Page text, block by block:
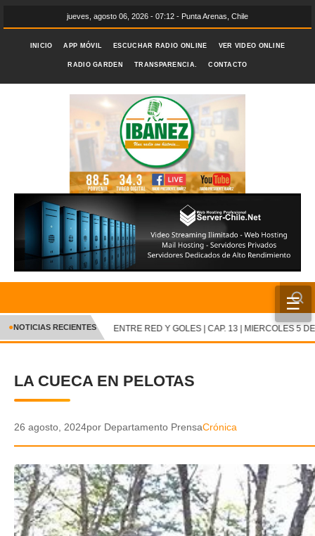
jueves, agosto 06, 2026 - 07:12 - Punta Arenas, Chile
INICIO APP MÓVIL ESCUCHAR RADIO ONLINE VER VIDEO ONLINE
RADIO GARDEN TRANSPARENCIA. CONTACTO
☰
INICIO
CRÓNICA
DEPORTES
POLICIAL
POLÍTICA
AUDIOS
✕
NOTICIAS RECIENTES ENTRE RED Y GOLES | CAP. 13 | MIERCOLES 5 DE
LA CUECA EN PELOTAS
26 agosto, 2024por Departamento PrensaCrónica